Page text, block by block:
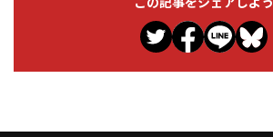
この記事をシェアしよう